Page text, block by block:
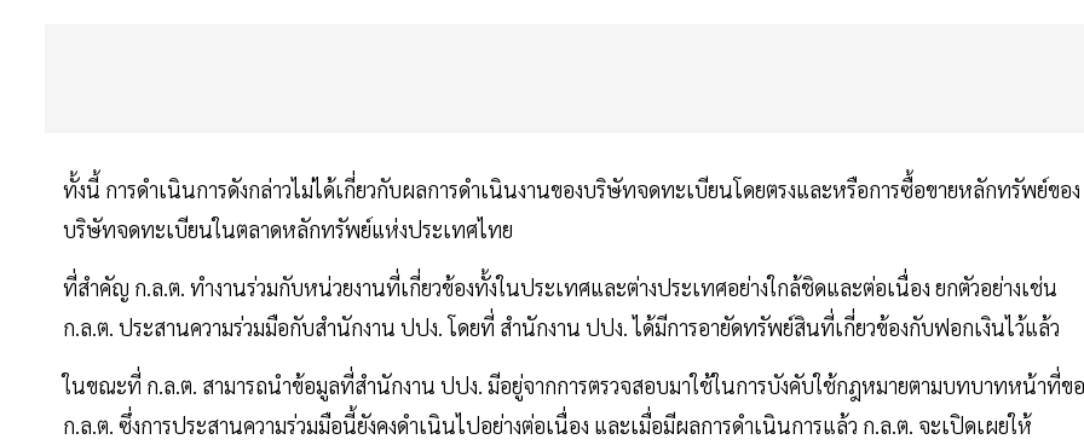
ทั้งนี้ การดำเนินการดังกล่าวไม่ได้เกี่ยวกับผลการดำเนินงานของบริษัทจดทะเบียนโดยตรงและหรือการซื้อขายหลักทรัพย์ของ
บริษัทจดทะเบียนในตลาดหลักทรัพย์แห่งประเทศไทย
ที่สำคัญ ก.ล.ต. ทำงานร่วมกับหน่วยงานที่เกี่ยวข้องทั้งในประเทศและต่างประเทศอย่างใกล้ชิดและต่อเนื่อง ยกตัวอย่างเช่น
ก.ล.ต. ประสานความร่วมมือกับสำนักงาน ปปง. โดยที่ สำนักงาน ปปง. ได้มีการอายัดทรัพย์สินที่เกี่ยวข้องกับฟอกเงินไว้แล้ว
ในขณะที่ ก.ล.ต. สามารถนำข้อมูลที่สำนักงาน ปปง. มีอยู่จากการตรวจสอบมาใช้ในการบังคับใช้กฎหมายตามบทบาทหน้าที่ข
ก.ล.ต. ซึ่งการประสานความร่วมมือนี้ยังคงดำเนินไปอย่างต่อเนื่อง และเมื่อมีผลการดำเนินการแล้ว ก.ล.ต. จะเปิดเผยให้